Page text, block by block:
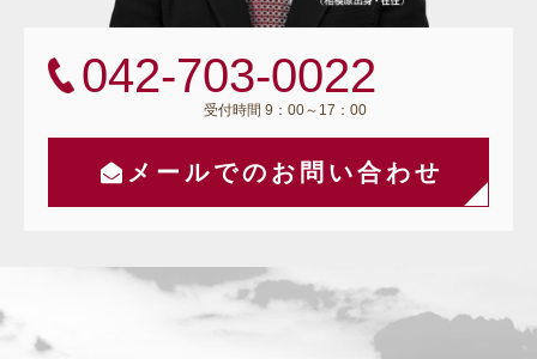
042-703-0022
受付時間 9：00～17：00
メールでのお問い合わせ